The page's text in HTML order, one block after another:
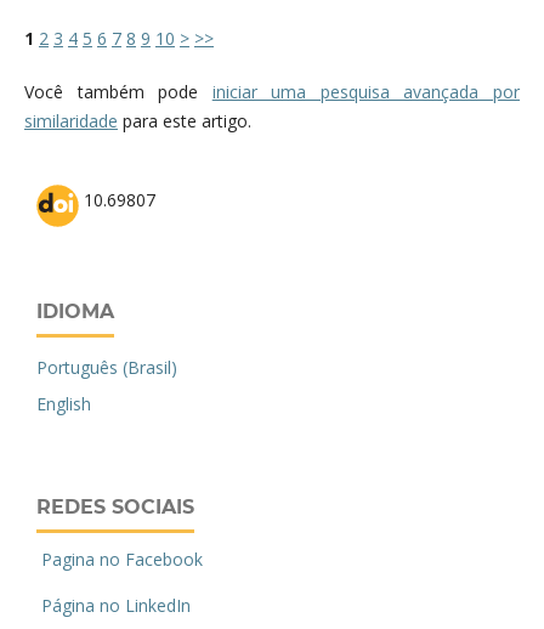
1 2 3 4 5 6 7 8 9 10 > >>
Você também pode iniciar uma pesquisa avançada por
similaridade para este artigo.
10.69807
IDIOMA
Português (Brasil)
English
REDES SOCIAIS
Pagina no Facebook
Página no LinkedIn